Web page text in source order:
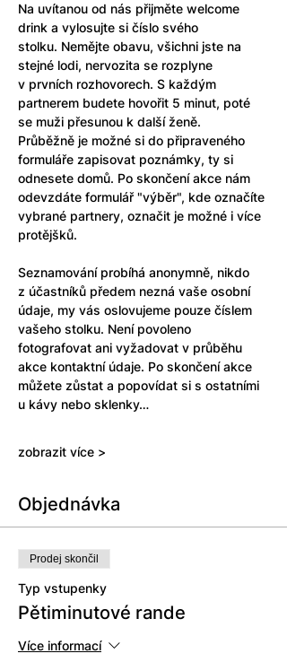
Na uvítanou od nás přijměte welcome
drink a vylosujte si číslo svého
stolku. Nemějte obavu, všichni jste na
stejné lodi, nervozita se rozplyne
v prvních rozhovorech. S každým
partnerem budete hovořit 5 minut, poté
se muži přesunou k další ženě.
Průběžně je možné si do připraveného
formuláře zapisovat poznámky, ty si
odnesete domů. Po skončení akce nám
odevzdáte formulář "výběr", kde označíte
vybrané partnery, označit je možné i více
protějšků.
Seznamování probíhá anonymně, nikdo
z účastníků předem nezná vaše osobní
údaje, my vás oslovujeme pouze číslem
vašeho stolku. Není povoleno
fotografovat ani vyžadovat v průběhu
akce kontaktní údaje. Po skončení akce
můžete zůstat a popovídat si s ostatními
u kávy nebo sklenky…
zobrazit více >
Objednávka
Prodej skončil
Typ vstupenky
Pětiminutové rande
Více informací